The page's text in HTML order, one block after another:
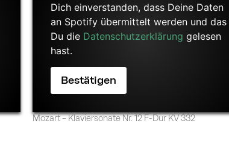
Dich einverstanden, dass Deine Daten
an Spotify übermittelt werden und das
Du die Datenschutzerklärung gelesen
hast.
Mozart – Klaviersonate Nr. 12 F-Dur KV 332